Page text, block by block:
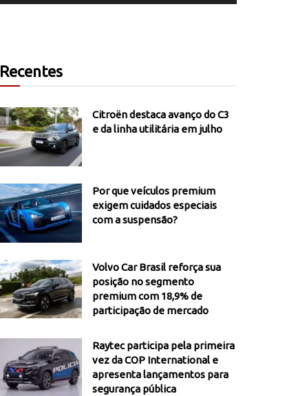
Recentes
Citroën destaca avanço do C3
e da linha utilitária em julho
Por que veículos premium
exigem cuidados especiais
com a suspensão?
Volvo Car Brasil reforça sua
posição no segmento
premium com 18,9% de
participação de mercado
Raytec participa pela primeira
vez da COP International e
apresenta lançamentos para
segurança pública